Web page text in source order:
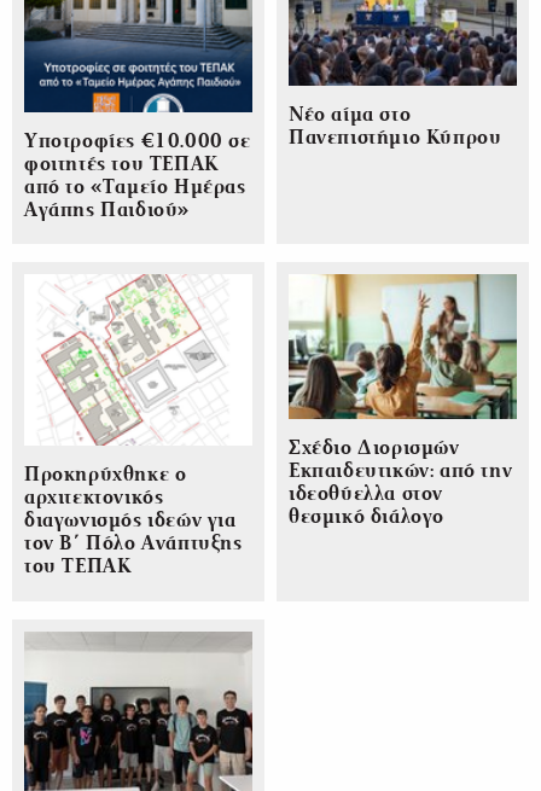
Υποτροφίες €10.000 σε
φοιτητές του ΤΕΠΑΚ
από το «Ταμείο Ημέρας
Αγάπης Παιδιού»
Νέο αίμα στο
Πανεπιστήμιο Κύπρου
Προκηρύχθηκε ο
αρχιτεκτονικός
διαγωνισμός ιδεών για
τον Β΄ Πόλο Ανάπτυξης
του ΤΕΠΑΚ
Σχέδιο Διορισμών
Εκπαιδευτικών: από την
ιδεοθύελλα στον
θεσμικό διάλογο